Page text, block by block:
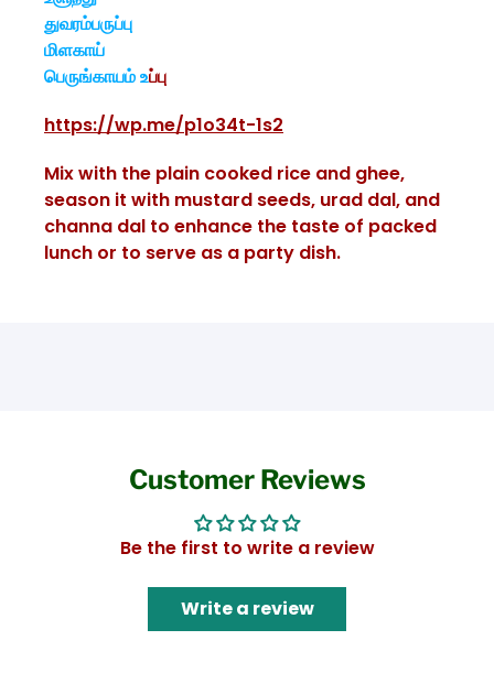
துவரம்பருப்பு
மிளகாய்
பெருங்காயம் உப்பு
https://wp.me/p1o34t-1s2
Mix with the plain cooked rice and ghee,
season it with mustard seeds, urad dal, and
channa dal to enhance the taste of packed
lunch or to serve as a party dish.
Customer Reviews
Be the first to write a review
Write a review